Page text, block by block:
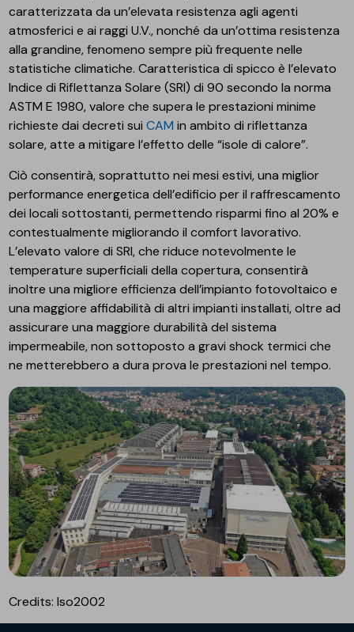
caratterizzata da un’elevata resistenza agli agenti
atmosferici e ai raggi U.V., nonché da un’ottima resistenza
alla grandine, fenomeno sempre più frequente nelle
statistiche climatiche. Caratteristica di spicco è l’elevato
Indice di Riflettanza Solare (SRI) di 90 secondo la norma
ASTM E 1980, valore che supera le prestazioni minime
richieste dai decreti suiCAM in ambito di riflettanza
solare, atte a mitigare l’effetto delle “isole di calore”.
Ciò consentirà, soprattutto nei mesi estivi, una miglior
performance energetica dell’edificio per il raffrescamento
dei locali sottostanti, permettendo risparmi fino al 20% e
contestualmente migliorando il comfort lavorativo.
L’elevato valore di SRI, che riduce notevolmente le
temperature superficiali della copertura, consentirà
inoltre una migliore efficienza dell’impianto fotovoltaico e
una maggiore affidabilità di altri impianti installati, oltre ad
assicurare una maggiore durabilità del sistema
impermeabile, non sottoposto a gravi shock termici che
ne metterebbero a dura prova le prestazioni nel tempo.
Credits: Iso2002